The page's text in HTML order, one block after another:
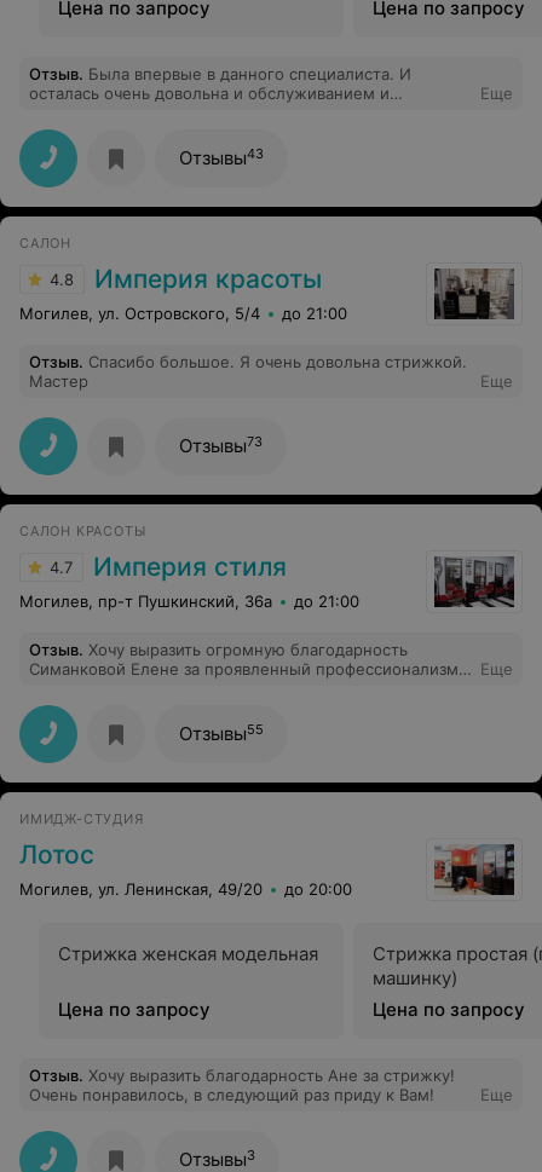
Цена по запросу Цена по запросу
Отзыв. Была впервые в данного специалиста. И
осталась очень довольна и обслуживанием и
Светланы и дальше. Рекомендую.
Еще
Отзывы43
САЛОН
4.8 Империя красоты
Могилев, ул. Островского, 5/4 до 21:00
Отзыв. Спасибо большое. Я очень довольна стрижкой.
Мастер
Еще
Отзывы73
САЛОН КРАСОТЫ
4.7 Империя стиля
Могилев, пр-т Пушкинский, 36а до 21:00
Отзыв. Хочу выразить огромную благодарность
Симанковой Елене за проявленный профессионализм!
находит с ними общий язык, как в принципе и с их
хозяевами. Могу с полной уверенностью и чистой
совестью рекомендовать ее как великолепного
мастера своего дела! Спасибо, Елена, огромное,
дальнейших Вам успехов во всем!!!
Еще
Отзывы55
ИМИДЖ-СТУДИЯ
Лотос
Могилев, ул. Ленинская, 49/20 до 20:00
Стрижка женская модельная
Цена по запросу
Стрижка простая
машинку)
Цена по запросу
Отзыв. Хочу выразить благодарность Ане за стрижку!
Очень понравилось, в следующий раз приду к Вам!
Еще
Отзывы3